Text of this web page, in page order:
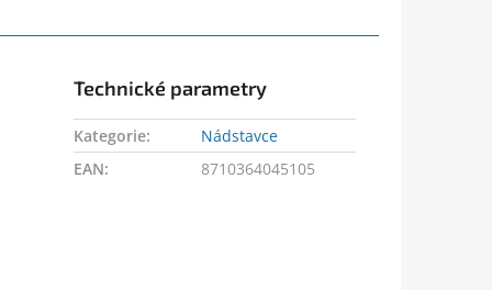
Technické parametry
Kategorie:
Nádstavce
EAN: 8710364045105